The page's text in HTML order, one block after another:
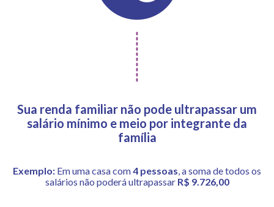
Sua renda familiar não pode ultrapassar um
salário mínimo e meio por integrante da
família
Exemplo: Em uma casa com4 pessoas, a soma de todos os
salários não poderá ultrapassar R$ 9.726,00